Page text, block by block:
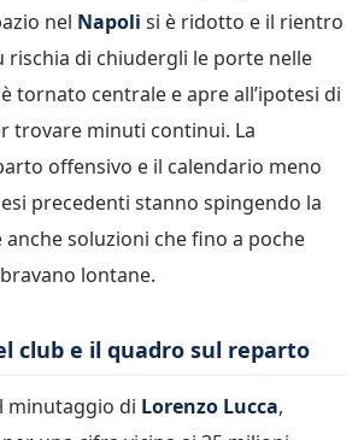
nel Napoli si è ridotto e il rientro
rischia di chiudergli le porte nelle
tornato centrale e apre all’ipotesi di
trovare minuti continui. La
offensivo e il calendario meno
precedenti stanno spingendo la
soluzioni che fino a poche
lontane.
club e il quadro sul reparto
minutaggio di Lorenzo Lucca,